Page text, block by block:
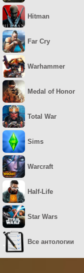
Hitman
Far Cry
Warhammer
Medal of Honor
Total War
Sims
Warcraft
Half-Life
Star Wars
Все антологии